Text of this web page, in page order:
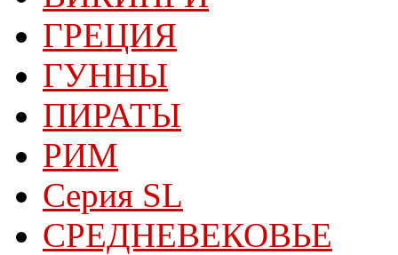
ГРЕЦИЯ
ГУННЫ
ПИРАТЫ
РИМ
Серия SL
СРЕДНЕВЕКОВЬЕ